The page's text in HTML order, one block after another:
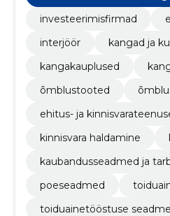
investeerimisfirmad
interjöör
kangad ja
kangakauplused
õmblustooted
ehitus- ja
kinnisvara haldamine
kaubandusseadmed ja
poeseadmed
toiduainetööstuse